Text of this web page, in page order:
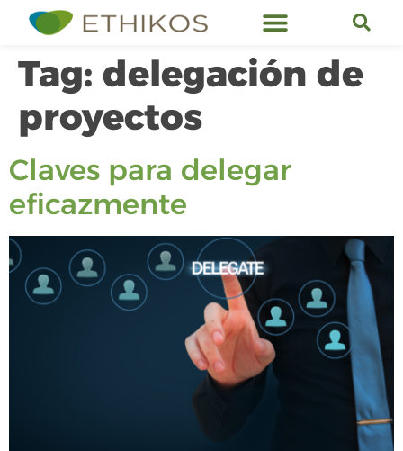
Tag: delegación de
proyectos
Claves para delegar
eficazmente